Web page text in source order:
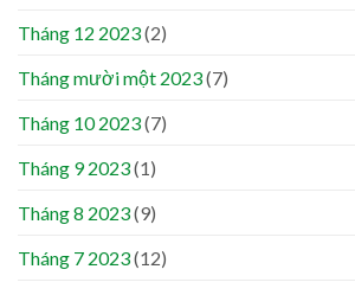
Tháng 12 2023(2)
Tháng mười một 2023(7)
Tháng 10 2023(7)
Tháng 9 2023(1)
Tháng 8 2023(9)
Tháng 7 2023(12)